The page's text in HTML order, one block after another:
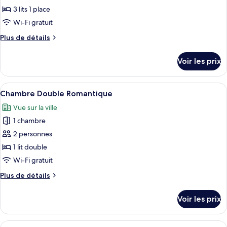
pour
ce
type
de
Chambre
Triple
3 lits 1 place
Wi-Fi gratuit
Plus de détails
Plus
le
type
de
Chambre
Triple
Voir les prix
Afficher
toutes
les
photos
pour
ce
type
chambre :
Romantique
Une chambre d’hôtel moderne
2
Chambre Double Romantique
Vue sur la ville
1 chambre
2 personnes
1 lit double
Wi-Fi gratuit
Plus de détails
Plus
le
type
Voir les prix
Chambre Double Exécutive |